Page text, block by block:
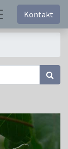
Kontakt